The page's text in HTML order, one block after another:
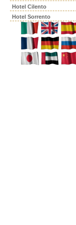
Hotel Cilento
Hotel Sorrento